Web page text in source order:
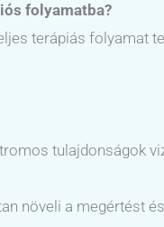
folyamatba?
terápiás folyamat
tulajdonságok
növeli a megértést